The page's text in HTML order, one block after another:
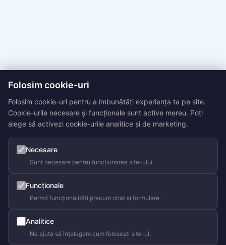
Olga Cravcenco
Folosim cookie-uri
Folosim cookie-uri pentru a îmbunătăți experiența ta pe site.
Cookie-urile necesare și funcționale sunt active mereu. Poți
alege să activezi cookie-urile analitice și de marketing.
Necesare
Sunt necesare pentru funcționarea site-ului.
Funcționale
Permit funcționalități precum chat și formulare.
Analitice
Ne ajută să înțelegem cum folosești site-ul.